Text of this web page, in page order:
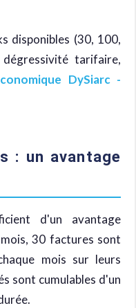
disponibles (30, 100,
tarifaire,
DySiarc -
: un avantage
d'un avantage
30 factures sont
mois sur leurs
sont cumulables d'un